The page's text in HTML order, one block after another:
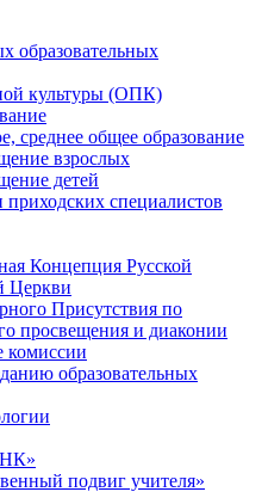
образовательных
культуры (ОПК)
среднее общее образование
взрослых
детей
специалистов
Концепция Русской
Церкви
Присутствия по
просвещения и диаконии
комиссии
образовательных
подвиг учителя»